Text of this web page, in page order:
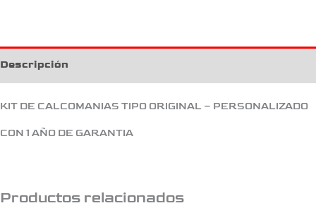
Descripción
KIT DE CALCOMANIAS TIPO ORIGINAL – PERSONALIZADO
CON 1 AÑO DE GARANTIA
Productos relacionados